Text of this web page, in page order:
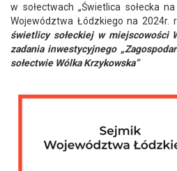
w sołectwach „Świetlica sołecka
Województwa Łódzkiego na 2024r.
świetlicy sołeckiej w miejscowości
zadania inwestycyjnego
sołectwie Wólka Krzykowska”